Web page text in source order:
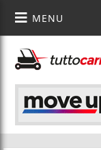
MENU